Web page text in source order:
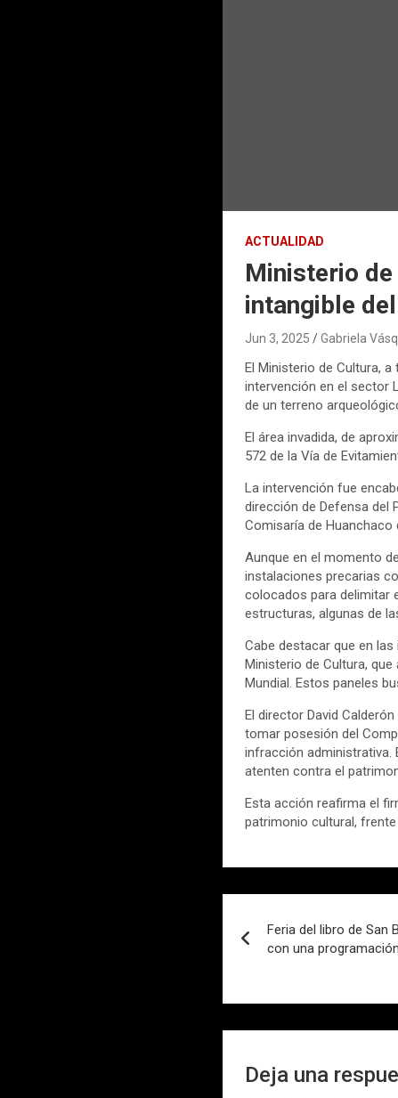
ACTUALIDAD
Ministerio
intangible
Jun 3, 2025 Gabriela
El Ministerio de Cultura,
intervención en el sector
de un terreno
El área invadida, de
572 de la Vía de
La intervención fue
dirección de Defensa del
Comisaría de Huanchaco
Aunque en el momento
instalaciones precarias
colocados para delimitar
estructuras, algunas de
Cabe destacar que en
Ministerio de Cultura,
Mundial. Estos paneles
El director David
tomar posesión del
infracción administrativa.
atenten contra el
Esta acción reafirma el
patrimonio cultural,
de
Feria del libro de San
con una
Deja una